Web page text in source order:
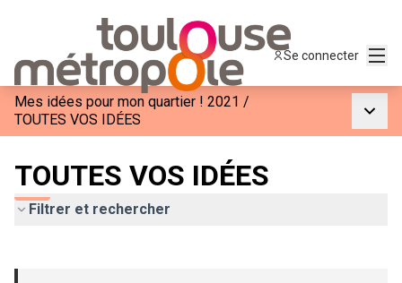
Se connecter
Mes idées pour mon quartier ! 2021 /
TOUTES VOS IDÉES
TOUTES VOS IDÉES
Filtrer et rechercher